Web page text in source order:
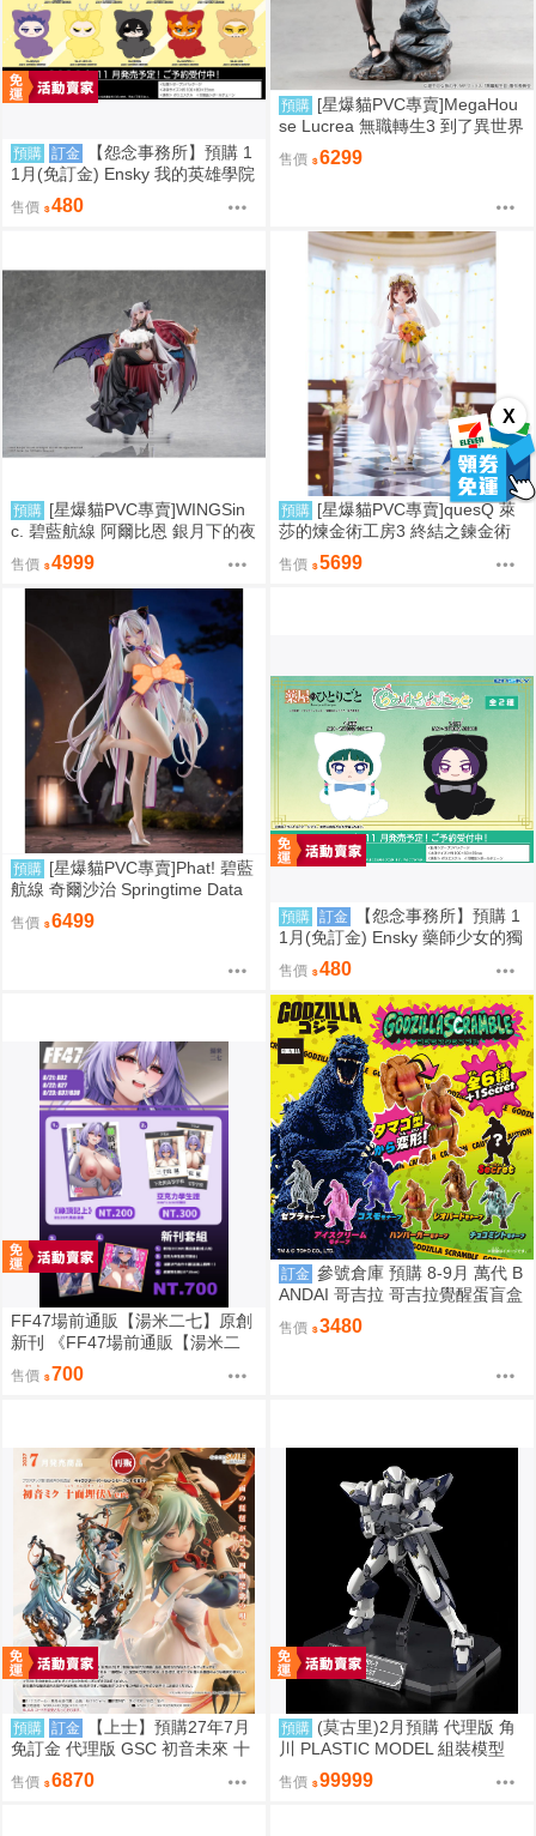
X
預購 訂金
【怨念事務所】預購 1
1月(免訂金) Ensky 我的英雄學院
Q版動物裝珠鍊布偶吊飾 娃娃 第
2彈 9款分售 0816
售價 480
預購 [星爆貓PVC專賣]MegaHou
se Lucrea 無職轉生3 到了異世界
就拿出真本事 艾莉絲·伯雷亞斯·
格雷拉特 預計2027/06到貨
售價 6299
預購 [星爆貓PVC專賣]WINGSin
c. 碧藍航線 阿爾比恩 銀月下的夜
之眷屬 1/7 預計2028/01到貨
售價 4999
預購 [星爆貓PVC專賣]quesQ 萊
莎的煉金術工房3 終結之鍊金術
士與秘密鑰匙 萊莎琳・斯托特 婚
紗Ver. 1/7 預計2027/07到貨
售價 5699
預購 [星爆貓PVC專賣]Phat! 碧藍
航線 奇爾沙治 Springtime Data
預計2027/11到貨
售價 6499 預購 訂金
【怨念事務所】預購 1
1月(免訂金) Ensky 藥師少女的獨
語 Q版動物裝珠鍊布偶吊飾 娃娃
2款分售 0816
售價 480
FF47場前通販【湯米二七】原創
新刊 《FF47場前通販【湯米二
七】原創新刊 《綠鼎記上（下
略）》 壓克力磁吸滑軌學生證 感
證 簽感謝簽名板トミー27 ［箱庭
交響曲-通販］
售價 700
訂金 參號倉庫 預購 8-9月 萬代 B
ANDAI 哥吉拉 哥吉拉覺醒蛋盲盒
中盒12入 812超取免訂
售價 3480
預購 訂金
【上士】預購27年7月
免訂金 代理版 GSC 初音未來 十
面埋伏Ver. 1/7 再版
售價 6870
預購 (莫古里)2月預購 代理版 角
川 PLASTIC MODEL 組裝模型
驚爆危機 1/48 強弩兵 特別套組
免訂金
售價 99999